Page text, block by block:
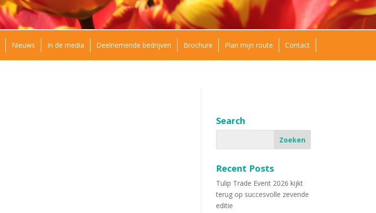
Nieuws In de media Deelnemende bedrijven Brochure Plan mijn route Contact
Search
Recent Posts
Tulip Trade Event 2026 kijkt
terug op succesvolle zevende
editie